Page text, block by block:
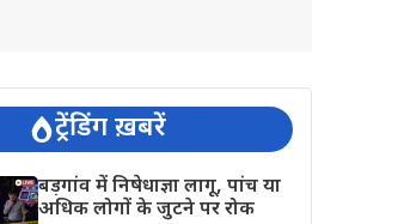
ट्रेंडिंग ख़बरें
बड़गांव में निषेधाज्ञा लागू, पांच या
अधिक लोगों के जुटने पर रोक